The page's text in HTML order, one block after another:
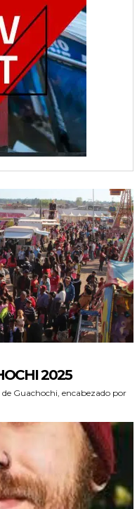
2025
Guachochi, encabezado por